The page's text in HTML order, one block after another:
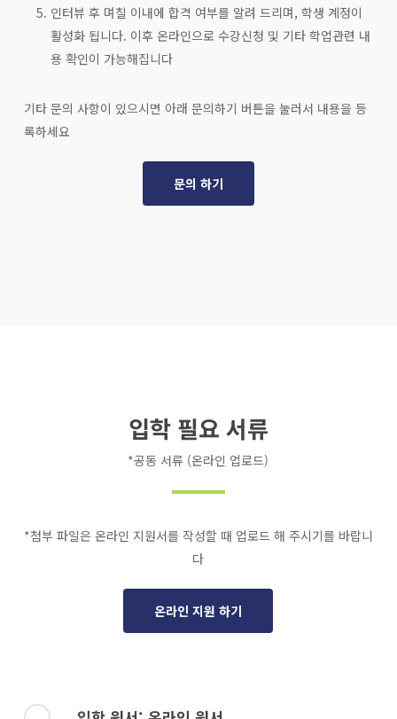
인터뷰 후 며칠 이내에 합격 여부를 알려 드리며, 학생 계정이
활성화 됩니다. 이후 온라인으로 수강신청 및 기타 학업관련 내
용 확인이 가능해집니다
기타 문의 사항이 있으시면 아래 문의하기 버튼을 눌러서 내용을 등
록하세요
문의 하기
입학 필요 서류
*공동 서류 (온라인 업로드)
*첨부 파일은 온라인 지원서를 작성할 때 업로드 해 주시기를 바랍니
다
온라인 지원 하기